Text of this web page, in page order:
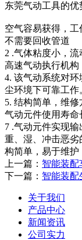
东莞气动工具的优
空气容易获得，工
不需要回收管道
2 .气体粘度小，
高速气动执行机构
4. 该气动系统对
尘环境下可靠工
5. 结构简单，维
气动元件使用寿命
7 .气动元件实现输
重、湿、冲击恶
构简单，易于维护
上一篇： 智能装配
下一篇： 智能装配
关于我们
产品中心
新闻资讯
公司实力